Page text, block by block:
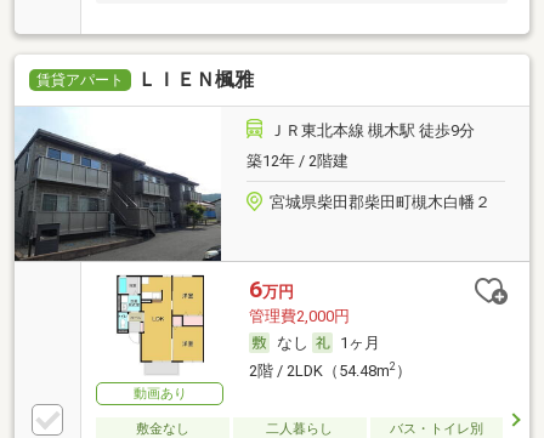
賃貸アパート ＬＩＥＮ楓雅
ＪＲ東北本線 槻木駅 徒歩9分
築12年 / 2階建
宮城県柴田郡柴田町槻木白幡２
動画あり
6万円
管理費2,000円
なし
1ヶ月
2階 / 2LDK（54.48m2）
敷金なし 二人暮らし バス・トイレ別